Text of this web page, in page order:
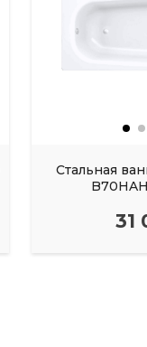
Стальная
31